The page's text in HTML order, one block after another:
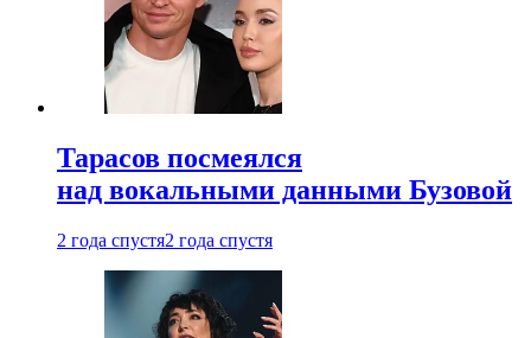
Тарасов посмеялся
над вокальными данными Бузовой
2 года спустя2 года спустя